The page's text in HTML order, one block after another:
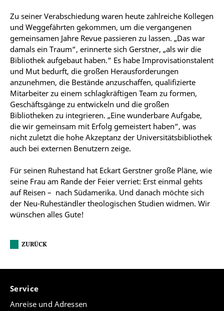
Zu seiner Verabschiedung waren heute zahlreiche Kollegen
und Weggefährten gekommen, um die vergangenen
gemeinsamen Jahre Revue passieren zu lassen. „Das war
damals ein Traum“, erinnerte sich Gerstner, „als wir die
Bibliothek aufgebaut haben.“ Es habe Improvisationstalent
und Mut bedurft, die großen Herausforderungen
anzunehmen, die Bestände anzuschaffen, qualifizierte
Mitarbeiter zu einem schlagkräftigen Team zu formen,
Geschäftsgänge zu entwickeln und die großen
Bibliotheken zu integrieren. „Eine wunderbare Aufgabe,
die wir gemeinsam mit Erfolg gemeistert haben“, was
nicht zuletzt die hohe Akzeptanz der Universitätsbibliothek
auch bei externen Benutzern zeige.
Für seinen Ruhestand hat Eckart Gerstner große Pläne, wie
seine Frau am Rande der Feier verriet: Erst einmal gehts
auf Reisen – nach Südamerika. Und danach möchte sich
der Neu-Ruheständler theologischen Studien widmen. Wir
wünschen alles Gute!
ZURÜCK
Service
Anreise und Adressen